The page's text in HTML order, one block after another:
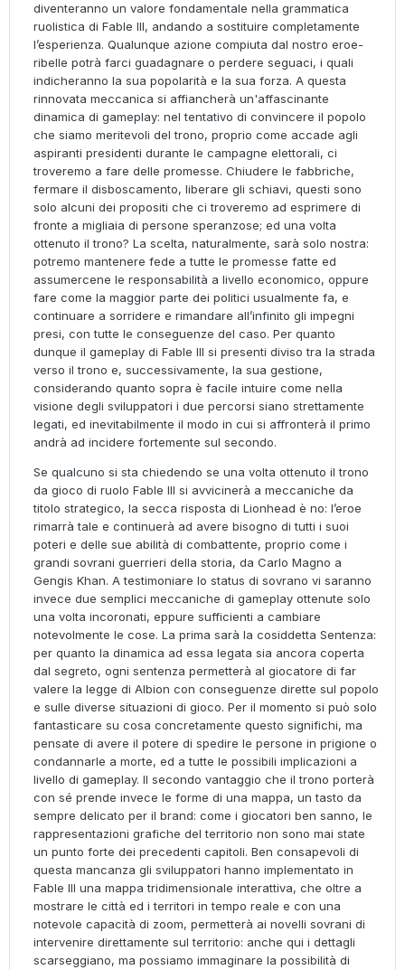
diventeranno un valore fondamentale nella grammatica
ruolistica di Fable III, andando a sostituire completamente
l’esperienza. Qualunque azione compiuta dal nostro eroe-
ribelle potrà farci guadagnare o perdere seguaci, i quali
indicheranno la sua popolarità e la sua forza. A questa
rinnovata meccanica si affiancherà un'affascinante
dinamica di gameplay: nel tentativo di convincere il popolo
che siamo meritevoli del trono, proprio come accade agli
aspiranti presidenti durante le campagne elettorali, ci
troveremo a fare delle promesse. Chiudere le fabbriche,
fermare il disboscamento, liberare gli schiavi, questi sono
solo alcuni dei propositi che ci troveremo ad esprimere di
fronte a migliaia di persone speranzose; ed una volta
ottenuto il trono? La scelta, naturalmente, sarà solo nostra:
potremo mantenere fede a tutte le promesse fatte ed
assumercene le responsabilità a livello economico, oppure
fare come la maggior parte dei politici usualmente fa, e
continuare a sorridere e rimandare all’infinito gli impegni
presi, con tutte le conseguenze del caso. Per quanto
dunque il gameplay di Fable III si presenti diviso tra la strada
verso il trono e, successivamente, la sua gestione,
considerando quanto sopra è facile intuire come nella
visione degli sviluppatori i due percorsi siano strettamente
legati, ed inevitabilmente il modo in cui si affronterà il primo
andrà ad incidere fortemente sul secondo.
Se qualcuno si sta chiedendo se una volta ottenuto il trono
da gioco di ruolo Fable III si avvicinerà a meccaniche da
titolo strategico, la secca risposta di Lionhead è no: l’eroe
rimarrà tale e continuerà ad avere bisogno di tutti i suoi
poteri e delle sue abilità di combattente, proprio come i
grandi sovrani guerrieri della storia, da Carlo Magno a
Gengis Khan. A testimoniare lo status di sovrano vi saranno
invece due semplici meccaniche di gameplay ottenute solo
una volta incoronati, eppure sufficienti a cambiare
notevolmente le cose. La prima sarà la cosiddetta Sentenza:
per quanto la dinamica ad essa legata sia ancora coperta
dal segreto, ogni sentenza permetterà al giocatore di far
valere la legge di Albion con conseguenze dirette sul popolo
e sulle diverse situazioni di gioco. Per il momento si può solo
fantasticare su cosa concretamente questo significhi, ma
pensate di avere il potere di spedire le persone in prigione o
condannarle a morte, ed a tutte le possibili implicazioni a
livello di gameplay. Il secondo vantaggio che il trono porterà
con sé prende invece le forme di una mappa, un tasto da
sempre delicato per il brand: come i giocatori ben sanno, le
rappresentazioni grafiche del territorio non sono mai state
un punto forte dei precedenti capitoli. Ben consapevoli di
questa mancanza gli sviluppatori hanno implementato in
Fable III una mappa tridimensionale interattiva, che oltre a
mostrare le città ed i territori in tempo reale e con una
notevole capacità di zoom, permetterà ai novelli sovrani di
intervenire direttamente sul territorio: anche qui i dettagli
scarseggiano, ma possiamo immaginare la possibilità di